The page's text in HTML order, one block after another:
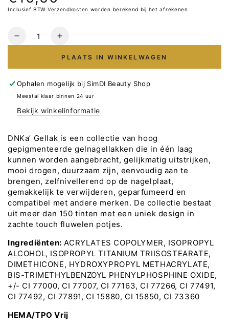
prijs
Inclusief BTW Verzendkosten worden berekend bij het afrekenen.
Hoeveelheid
Verlaag
Gellak
DNKa
NEW
12ml
Verhoog
aantal
Gellak
DNKa
NEW
12ml
PLAATS IN WINKELWAGEN
Ophalen mogelijk bij SimDI Beauty Shop
Meestal klaar binnen 24 uur
Bekijk winkelinformatie
DNKa’ Gellak is een collectie van hoog
gepigmenteerde gelnagellakken die in één laag
kunnen worden aangebracht, gelijkmatig uitstrijken,
mooi drogen, duurzaam zijn, eenvoudig aan te
brengen, zelfnivellerend op de nagelplaat,
gemakkelijk te verwijderen, geparfumeerd en
compatibel met andere merken. De collectie bestaat
uit meer dan 150 tinten met een uniek design in
zachte touch fluwelen potjes.
Ingrediënten: ACRYLATES COPOLYMER, ISOPROPYL
ALCOHOL, ISOPROPYL TITANIUM TRIISOSTEARATE,
DIMETHICONE, HYDROXYPROPYL METHACRYLATE,
BIS-TRIMETHYLBENZOYL PHENYLPHOSPHINE OXIDE,
+/- CI 77000, CI 77007, CI 77163, CI 77266, CI 77491,
CI 77492, CI 77891, CI 15880, CI 15850, CI 73360
HEMA/TPO Vrij